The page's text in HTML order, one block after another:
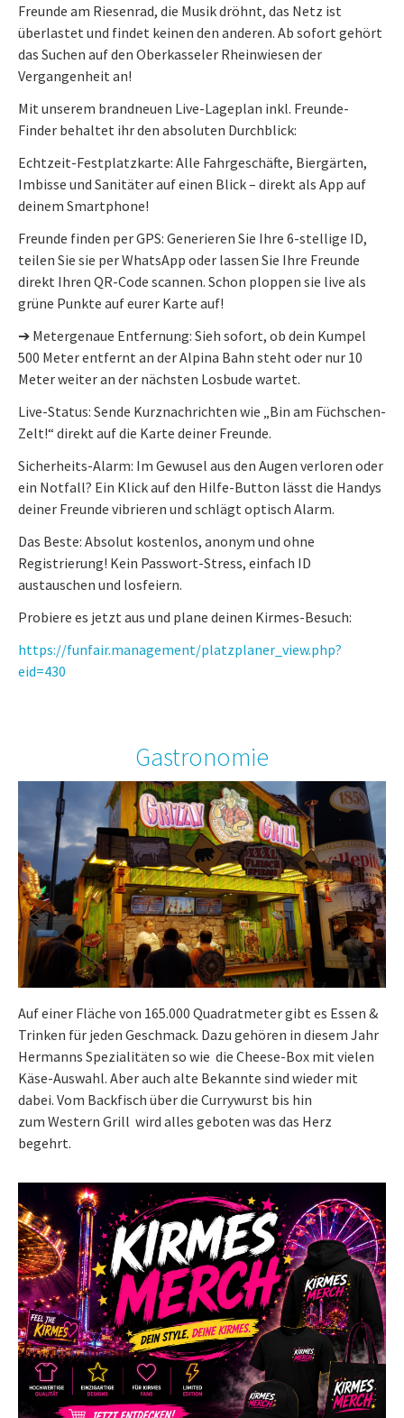
Freunde am Riesenrad, die Musik dröhnt, das Netz ist
überlastet und findet keinen den anderen. Ab sofort gehört
das Suchen auf den Oberkasseler Rheinwiesen der
Vergangenheit an!
Mit unserem brandneuen Live-Lageplan inkl. Freunde-
Finder behaltet ihr den absoluten Durchblick:
Echtzeit-Festplatzkarte: Alle Fahrgeschäfte, Biergärten,
Imbisse und Sanitäter auf einen Blick – direkt als App auf
deinem Smartphone!
Freunde finden per GPS: Generieren Sie Ihre 6-stellige ID,
teilen Sie sie per WhatsApp oder lassen Sie Ihre Freunde
direkt Ihren QR-Code scannen. Schon ploppen sie live als
grüne Punkte auf eurer Karte auf!
➔ Metergenaue Entfernung: Sieh sofort, ob dein Kumpel
500 Meter entfernt an der Alpina Bahn steht oder nur 10
Meter weiter an der nächsten Losbude wartet.
Live-Status: Sende Kurznachrichten wie „Bin am Füchschen-
Zelt!“ direkt auf die Karte deiner Freunde.
Sicherheits-Alarm: Im Gewusel aus den Augen verloren oder
ein Notfall? Ein Klick auf den Hilfe-Button lässt die Handys
deiner Freunde vibrieren und schlägt optisch Alarm.
Das Beste: Absolut kostenlos, anonym und ohne
Registrierung! Kein Passwort-Stress, einfach ID
austauschen und losfeiern.
Probiere es jetzt aus und plane deinen Kirmes-Besuch:
https://funfair.management/platzplaner_view.php?
eid=430
Gastronomie
Auf einer Fläche von 165.000 Quadratmeter gibt es Essen &
Trinken für jeden Geschmack. Dazu gehören in diesem Jahr
Hermanns Spezialitäten so wie die Cheese-Box mit vielen
Käse-Auswahl. Aber auch alte Bekannte sind wieder mit
dabei. Vom Backfisch über die Currywurst bis hin
zum Western Grill wird alles geboten was das Herz
begehrt.